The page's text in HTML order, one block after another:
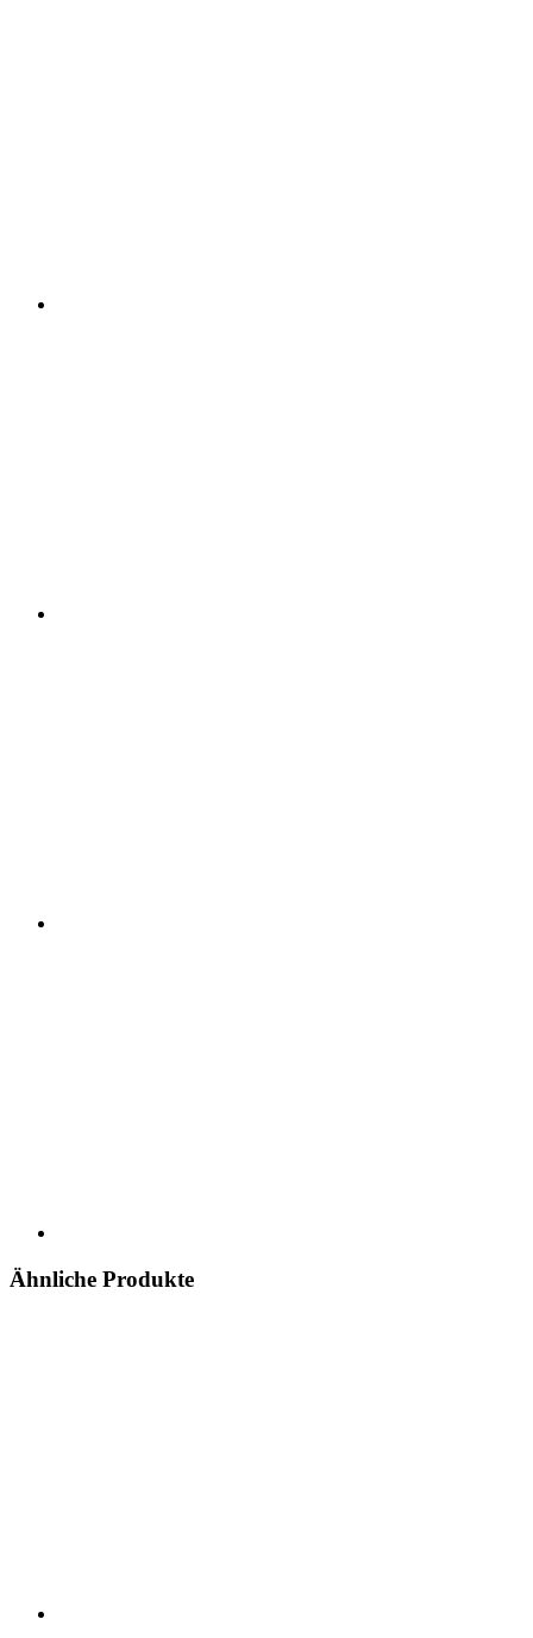
Ähnliche Produkte